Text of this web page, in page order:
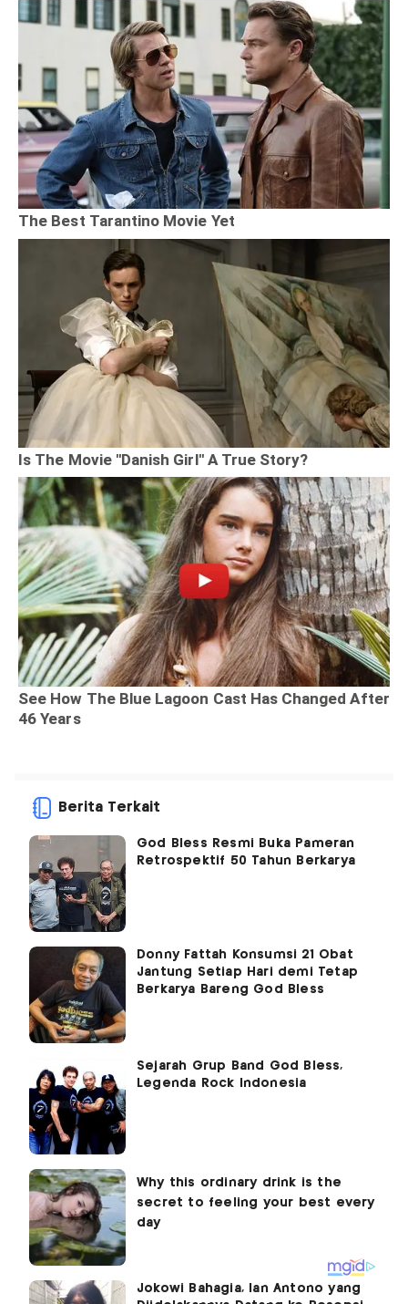
Berita Terkait
God Bless Resmi Buka Pameran
Retrospektif 50 Tahun Berkarya
Donny Fattah Konsumsi 21 Obat
Jantung Setiap Hari demi Tetap
Berkarya Bareng God Bless
Sejarah Grup Band God Bless,
Legenda Rock Indonesia
Jokowi Bahagia, Ian Antono yang